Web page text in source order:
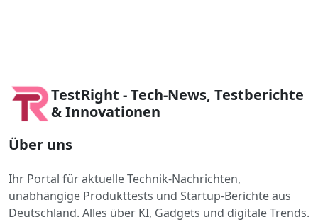
TestRight - Tech-News, Testberichte
& Innovationen
Über uns
Ihr Portal für aktuelle Technik-Nachrichten,
unabhängige Produkttests und Startup-Berichte aus
Deutschland. Alles über KI, Gadgets und digitale Trends.